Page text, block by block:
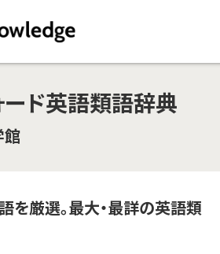
ード英語類語辞典
館
厳選。最大・最詳の英語類